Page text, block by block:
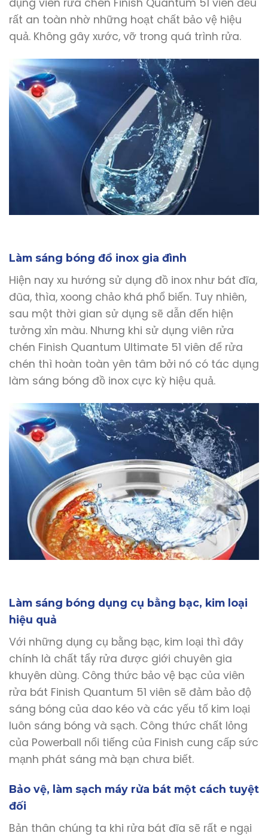
rất an toàn nhờ những hoạt chất bảo vệ hiệu
quả. Không gây xước, vỡ trong quá trình rửa.
Làm sáng bóng đồ inox gia đình
Hiện nay xu hướng sử dụng đồ inox như bát đĩa,
đũa, thìa, xoong chảo khá phổ biến. Tuy nhiên,
sau một thời gian sử dụng sẽ dẫn đến hiện
tưởng xỉn màu. Nhưng khi sử dụng viên rửa
chén Finish Quantum Ultimate 51 viên để rửa
chén thì hoàn toàn yên tâm bởi nó có tác dụng
làm sáng bóng đồ inox cực kỳ hiệu quả.
Làm sáng bóng dụng cụ bằng bạc, kim loại
hiệu quả
Với những dụng cụ bằng bạc, kim loại thì đây
chính là chất tẩy rửa được giới chuyên gia
khuyên dùng. Công thức bảo vệ bạc của viên
rửa bát Finish Quantum 51 viên sẽ đảm bảo độ
sáng bóng của dao kéo và các yếu tố kim loại
luôn sáng bóng và sạch. Công thức chất lỏng
của Powerball nổi tiếng của Finish cung cấp sức
mạnh phát sáng mà bạn chưa biết.
Bảo vệ, làm sạch máy rửa bát một cách tuyệt
đối
Bản thân chúng ta khi rửa bát đĩa sẽ rất e ngại